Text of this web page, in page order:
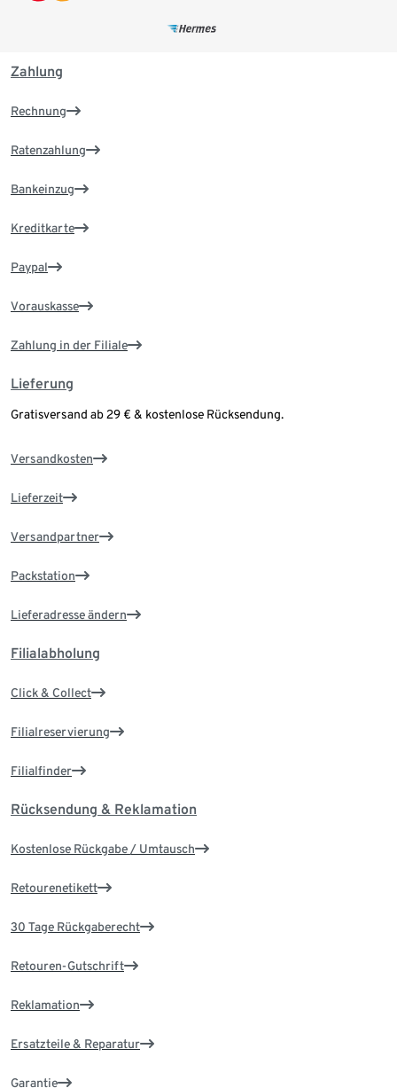
Zahlung
Rechnung
Ratenzahlung
Bankeinzug
Kreditkarte
Paypal
Vorauskasse
Zahlung in der Filiale
Lieferung
Gratisversand ab 29 € & kostenlose Rücksendung.
Versandkosten
Lieferzeit
Versandpartner
Packstation
Lieferadresse ändern
Filialabholung
Click & Collect
Filialreservierung
Filialfinder
Rücksendung & Reklamation
Kostenlose Rückgabe / Umtausch
Retourenetikett
30 Tage Rückgaberecht
Retouren-Gutschrift
Reklamation
Ersatzteile & Reparatur
Garantie